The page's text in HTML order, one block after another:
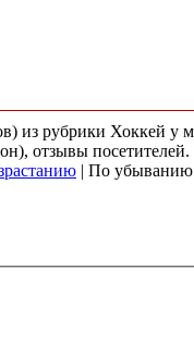
из рубрики Хоккей
отзывы посетителей.
| По убыванию